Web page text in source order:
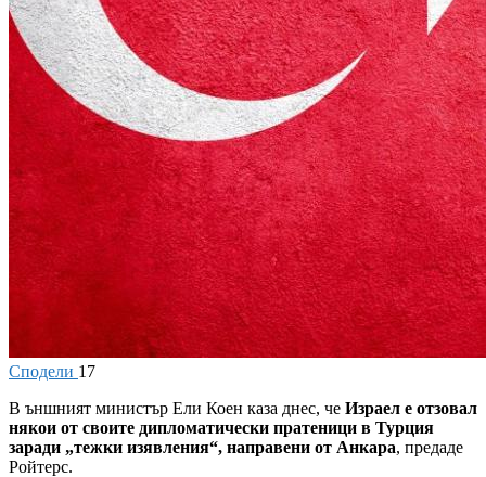
Сподели 17
В ъншният министър Ели Коен каза днес, че Израел е отзовал
някои от своите дипломатически пратеници в Турция
заради „тежки изявления“, направени от Анкара, предаде
Ройтерс.